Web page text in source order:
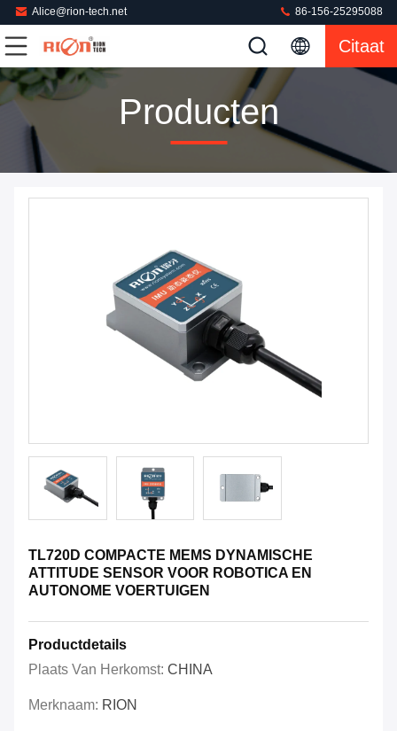
Alice@rion-tech.net 86-156-25295088
Citaat
Producten
TL720D COMPACTE MEMS DYNAMISCHE
ATTITUDE SENSOR VOOR ROBOTICA EN
AUTONOME VOERTUIGEN
Productdetails
Plaats Van Herkomst: CHINA
Merknaam: RION